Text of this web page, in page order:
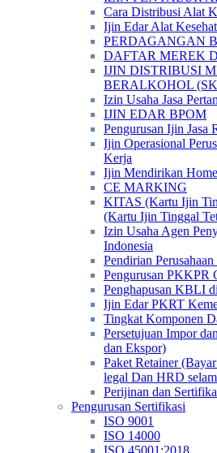
Cara Distribusi Alat
Ijin Edar Alat
PERDAGANGAN
DAFTAR MEREK
IJIN DISTRIBUSI
BERALKOHOL
Izin Usaha Jasa
IJIN EDAR BPOM
Pengurusan Ijin Jasa
Ijin Operasional
Kerja
Ijin Mendirikan
CE MARKING
KITAS (Kartu Ijin
(Kartu Ijin Tinggal
Izin Usaha Agen
Indonesia
Pendirian
Pengurusan PKKPR
Penghapusan KBLI
Ijin Edar PKRT
Tingkat Komponen
Persetujuan Impor
dan Ekspor)
Paket Retainer
legal Dan HRD
Perijinan dan
Pengurusan Sertifikasi
ISO 9001
ISO 14000
ISO 45001:2018